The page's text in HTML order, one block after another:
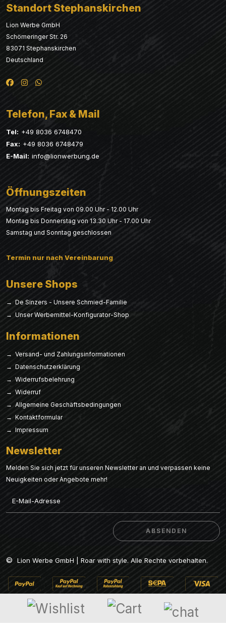
Standort Stephanskirchen
Lion Werbe GmbH
Schömeringer Str. 26
83071 Stephanskirchen
Deutschland
Telefon, Fax & Mail
Tel: +49 8036 6748470
Fax: +49 8036 6748479
E-Mail: info@lionwerbung.de
Öffnungszeiten
Montag bis Freitag von 09.00 Uhr - 12.00 Uhr
Montag bis Donnerstag von 13.30 Uhr - 17.00 Uhr
Samstag und Sonntag geschlossen
Termin nur nach Vereinbarung
Unsere Shops
→ De Sinzers - Unsere Schmied-Familie
→ Unser Werbemittel-Konfigurator-Shop
Informationen
→ Versand- und Zahlungsinformationen
→ Datenschutzerklärung
→ Widerrufsbelehrung
→ Widerruf
→ Allgemeine Geschäftsbedingungen
→ Kontaktformular
→ Impressum
Newsletter
Melden Sie sich jetzt für unseren Newsletter an und verpassen keine
Neuigkeiten oder Angebote mehr!
ABSENDEN
ABSENDEN
© Lion Werbe GmbH | Roar with style. Alle Rechte vorbehalten.